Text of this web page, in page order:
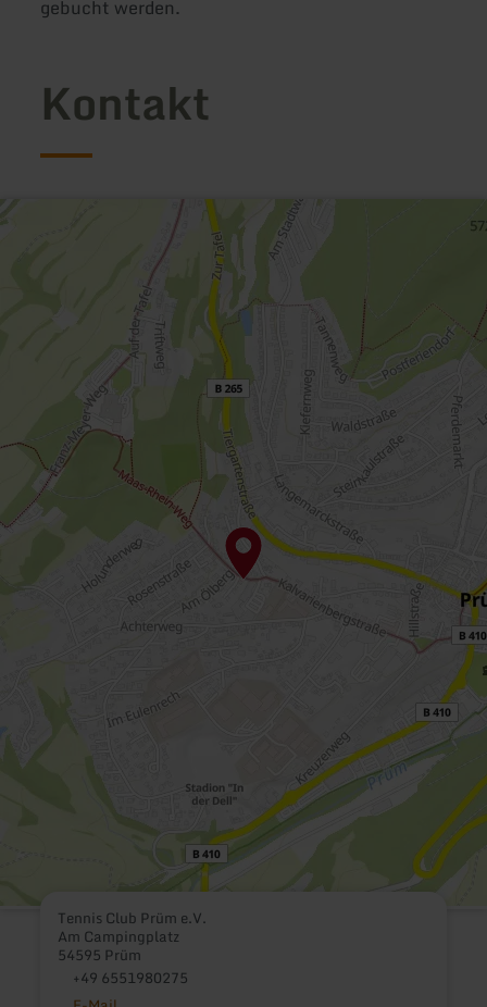
gebucht werden.
Kontakt
Tennis Club Prüm e.V.
Am Campingplatz
54595 Prüm
+49 6551980275